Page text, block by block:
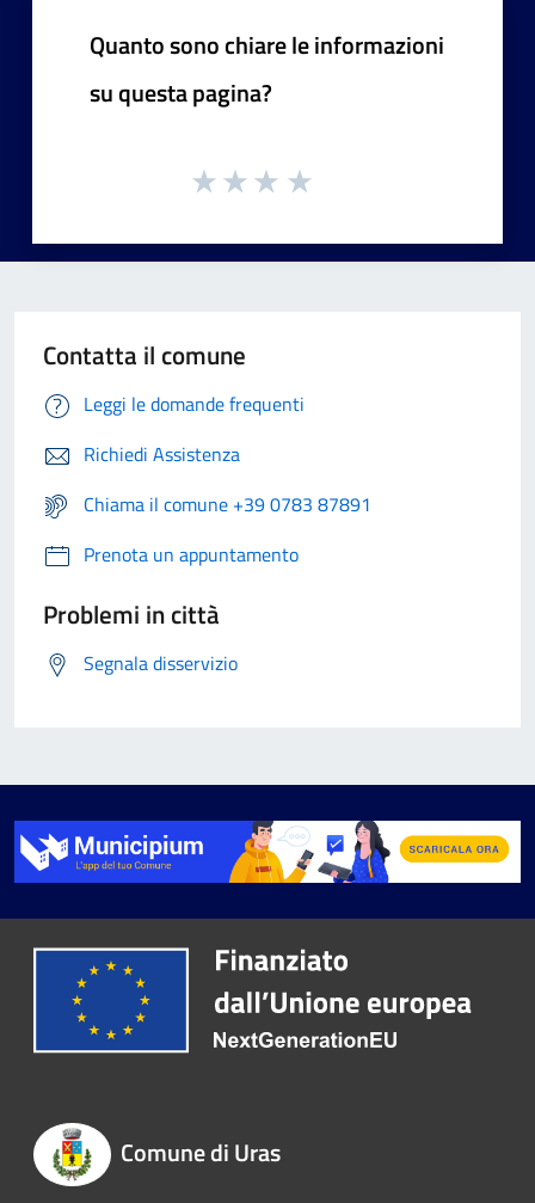
Quanto sono chiare le informazioni
su questa pagina?
Contatta il comune
Leggi le domande frequenti
Richiedi Assistenza
Chiama il comune +39 0783 87891
Prenota un appuntamento
Problemi in città
Segnala disservizio
Comune di Uras